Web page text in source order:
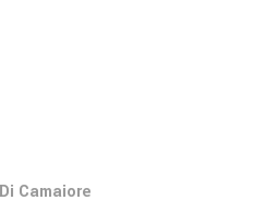
Camaiore